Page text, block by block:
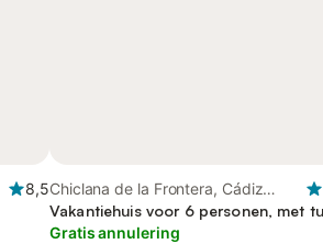
8,5Chiclana de la Frontera, Cádiz
Provincie
Vakantiehuis voor 6 personen, met
Gratis annulering